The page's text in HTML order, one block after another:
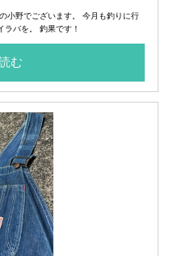
小野でございます。 今月も釣りに行
ラバを。 釣果です！
む